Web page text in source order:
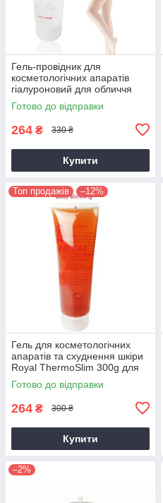
Гель-провідник для
косметологічних апаратів
гіалуроновий для обличчя
Royal Skin Rejuvenation 300г
для ультразвукових та RF
Готово до відправки
264 ₴ 330 ₴
Купити
Топ продажів –12%
Гель для косметологічних
апаратів та схуднення шкіри
Royal ThermoSlim 300g для
RF та ультразвукових
процедур
Готово до відправки
264 ₴ 300 ₴
Купити
–2%